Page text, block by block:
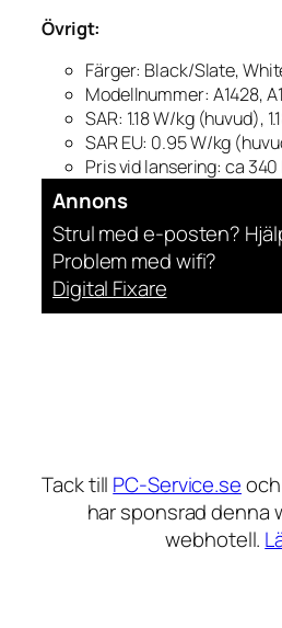
Övrigt:
Färger: Black/Slate,
Modellnummer: A1428,
SAR: 1.18 W/kg (huvud),
SAR EU: 0.95 W/kg
Pris vid lansering: ca 340
Annons
Strul med e-posten?
Problem med wifi?
Digital Fixare
Tack till PC-Service.seoch
har sponsrad denna
webhotell.